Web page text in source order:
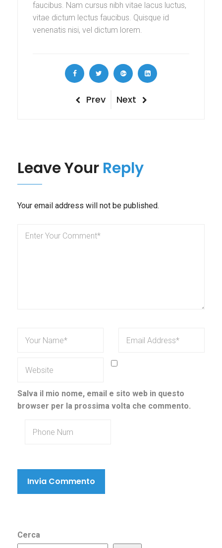
faucibus. Nam cursus nibh vitae lacus luctus,
vitae dictum lectus faucibus. Quisque id
venenatis nisi, vel dictum lorem.
Navigazione
Previous
Prev
Next
Next
Leave Your Reply
Your email address will not be published.
Salva il mio nome, email e sito web in questo
browser per la prossima volta che commento.
Cerca